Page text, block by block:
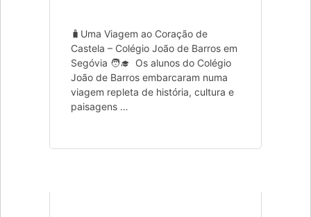
🧳Uma Viagem ao Coração de
Castela – Colégio João de Barros em
Segóvia 🧑‍🎓 Os alunos do Colégio
João de Barros embarcaram numa
viagem repleta de história, cultura e
paisagens …